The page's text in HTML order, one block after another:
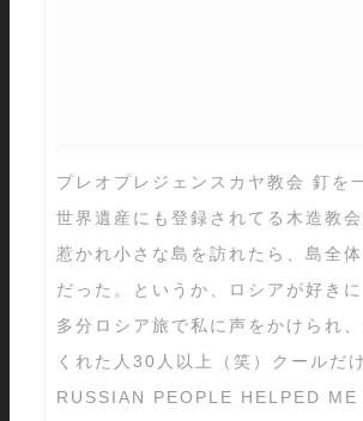
プレオプレジェンスカヤ教会 釘を
世界遺産にも登録されてる木造教
惹かれ小さな島を訪れたら、島全
だった。というか、ロシアが好きに
多分ロシア旅で私に声をかけられ
くれた人30人以上（笑）クールだ
RUSSIAN PEOPLE HELPED ME